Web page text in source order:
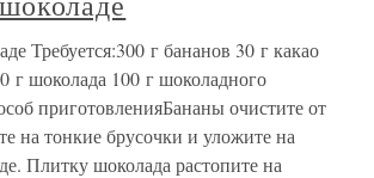
Требуется:300 г бананов 30 г какао
г шоколада 100 г шоколадного
приготовленияБананы очистите от
на тонкие брусочки и уложите на
Плитку шоколада растопите на